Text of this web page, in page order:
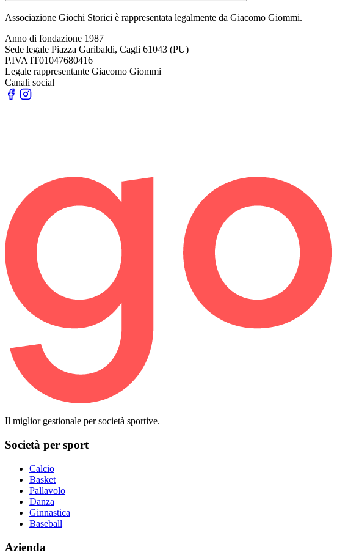
Associazione Giochi Storici è rappresentata legalmente da Giacomo Giommi.
Anno di fondazione 1987
Sede legale Piazza Garibaldi, Cagli 61043 (PU)
P.IVA IT01047680416
Legale rappresentante Giacomo Giommi
Canali social
Il miglior gestionale per società sportive.
Società per sport
Calcio
Basket
Pallavolo
Danza
Ginnastica
Baseball
Azienda